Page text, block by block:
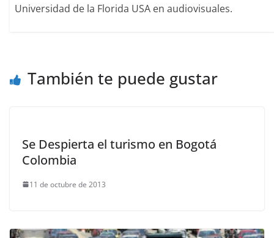
Universidad de la Florida USA en audiovisuales.
También te puede gustar
Se Despierta el turismo en Bogotá
Colombia
11 de octubre de 2013